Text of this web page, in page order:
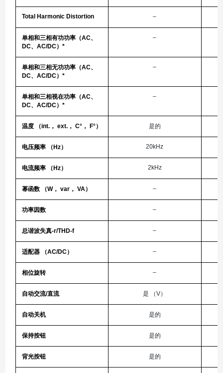
Total Harmonic Distortion –
单相和三相有功功率（AC、
DC、AC/DC）*
–
单相和三相无功功率（AC、
DC、AC/DC）*
–
单相和三相视在功率（AC、
DC、AC/DC）*
–
温度 （int.， ext.， C°， F°） 是的
电压频率 （Hz） 20kHz
电流频率 （Hz） 2kHz
幂函数 （W， var， VA） –
功率因数 –
总谐波失真-r/THD-f –
适配器 （AC/DC） –
相位旋转 –
自动交流/直流 是 （V）
自动关机 是的
保持按钮 是的
背光按钮 是的